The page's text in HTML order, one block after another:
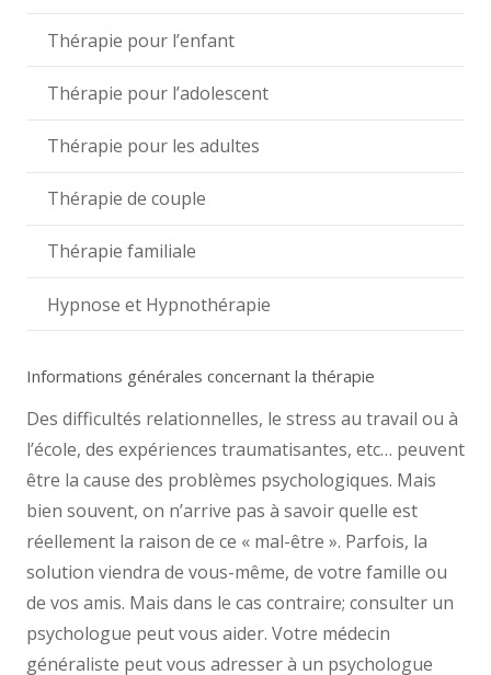
Thérapie pour l’enfant
Thérapie pour l’adolescent
Thérapie pour les adultes
Thérapie de couple
Thérapie familiale
Hypnose et Hypnothérapie
Informations générales concernant la thérapie
Des difficultés relationnelles, le stress au travail ou à
l’école, des expériences traumatisantes, etc… peuvent
être la cause des problèmes psychologiques. Mais
bien souvent, on n’arrive pas à savoir quelle est
réellement la raison de ce « mal-être ». Parfois, la
solution viendra de vous-même, de votre famille ou
de vos amis. Mais dans le cas contraire; consulter un
psychologue peut vous aider. Votre médecin
généraliste peut vous adresser à un psychologue